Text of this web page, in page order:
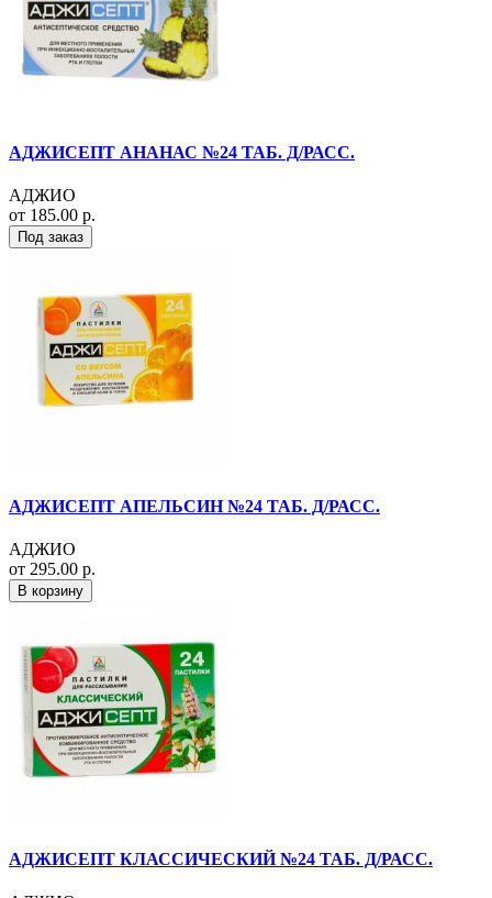
АДЖИСЕПТ АНАНАС №24 ТАБ. Д/РАСС.
АДЖИО
от 185.00 р.
Под заказ
АДЖИСЕПТ АПЕЛЬСИН №24 ТАБ. Д/РАСС.
АДЖИО
от 295.00 р.
В корзину
АДЖИСЕПТ КЛАССИЧЕСКИЙ №24 ТАБ. Д/РАСС.